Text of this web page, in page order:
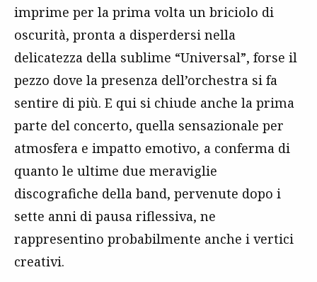
imprime per la prima volta un briciolo di
oscurità, pronta a disperdersi nella
delicatezza della sublime “Universal”, forse il
pezzo dove la presenza dell’orchestra si fa
sentire di più. E qui si chiude anche la prima
parte del concerto, quella sensazionale per
atmosfera e impatto emotivo, a conferma di
quanto le ultime due meraviglie
discografiche della band, pervenute dopo i
sette anni di pausa riflessiva, ne
rappresentino probabilmente anche i vertici
creativi.